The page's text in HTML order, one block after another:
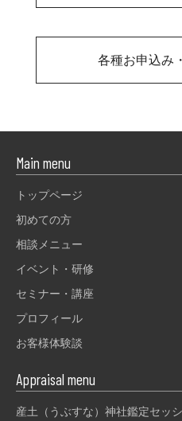
各種お申込み
Main menu
トップページ
初めての方
相談メニュー
イベント・研修
セミナー・講座
プロフィール
お客様体験談
Appraisal menu
産土（うぶすな）神社鑑定セッ